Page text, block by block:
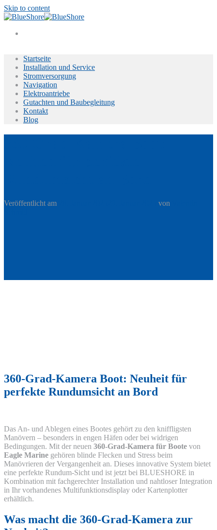
Skip to content
Startseite
Installation und Service
Stromversorgung
Navigation
Elektroantriebe
Gutachten und Baubegleitung
Kontakt
Blog
Veröffentlicht am von
360-Grad-Kamera Boot: Neuheit für
perfekte Rundumsicht an Bord
Das An- und Ablegen eines Bootes gehört zu den kniffligsten
Manövern – besonders in engen Häfen oder bei widrigen
Bedingungen. Mit der neuen 360-Grad-Kamera für Boote von
Eagle Marine gehören blinde Flecken und Stress beim
Manövrieren der Vergangenheit an. Dieses innovative System bietet
eine perfekte Rundum-Sicht und ist jetzt bei BLUESHORE in
Kombination mit fachgerechter Installation und nahtloser Integration
in Ihr vorhandenes Multifunktionsdisplay oder Kartenplotter
erhältlich.
Was macht die 360-Grad-Kamera zur